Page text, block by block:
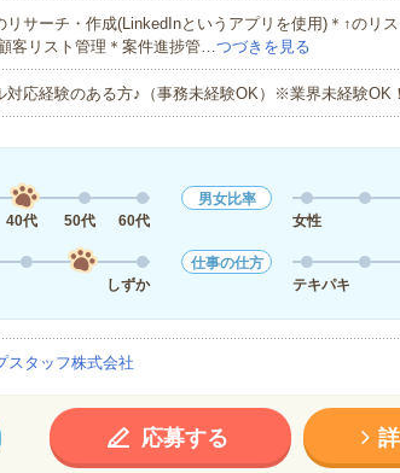
リサーチ・作成(LinkedInというアプリを使用)＊↑のリ
客リスト管理＊案件進捗管…つづきを見る
対応経験のある方♪（事務未経験OK）※業界未経験OK！
40代 50代 60代
男女比率
女性
しずか
仕事の仕方
テキパキ
スタッフ株式会社
応募する